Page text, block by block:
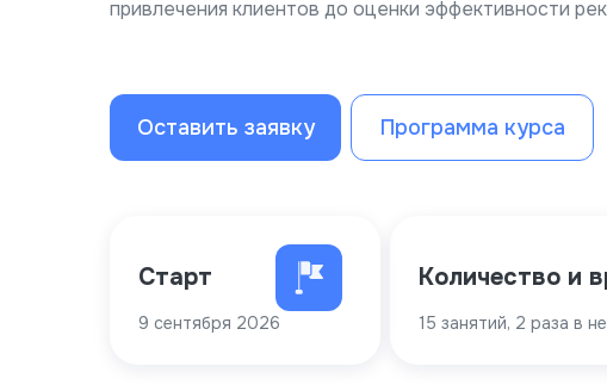
привлечения клиентов до оценки эффективности
Количество и
15 занятий, 2 раза в
Старт
9 сентября 2026
Оставить заявку Программа курса